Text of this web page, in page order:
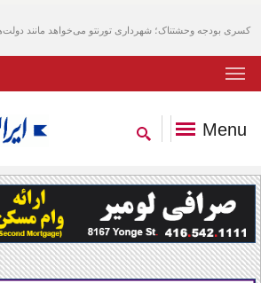
کسری بودجه وحشتناک؛ شهرداری تورنتو می‌خواهد مانند
Menu